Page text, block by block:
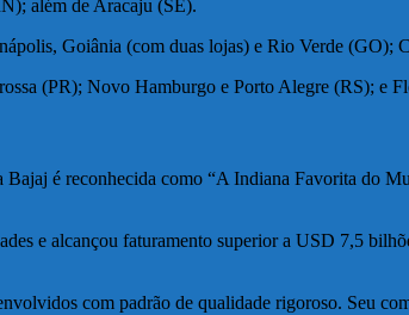
além de Aracaju (SE).
Goiânia (com duas lojas) e Rio Verde
(PR); Novo Hamburgo e Porto Alegre (RS); e
é reconhecida como “A Indiana Favorita do
e alcançou faturamento superior a USD 7,5
com padrão de qualidade rigoroso. Seu